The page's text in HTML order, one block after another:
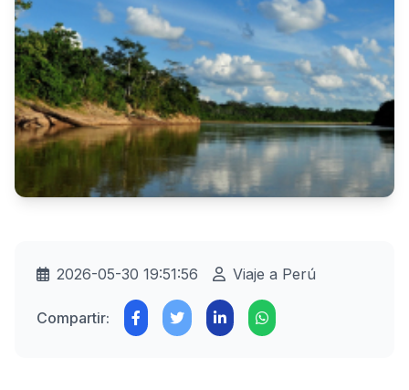
2026-05-30 19:51:56 Viaje a Perú
Compartir: